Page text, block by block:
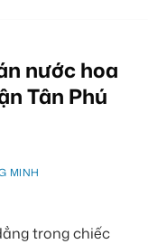
nước hoa
Tân Phú
MINH
trong chiếc